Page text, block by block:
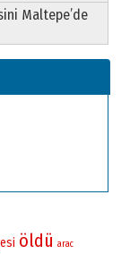
Maltepe’de
öldü arac